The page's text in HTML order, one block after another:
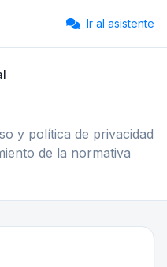
Ir al asistente
y política de privacidad
de la normativa